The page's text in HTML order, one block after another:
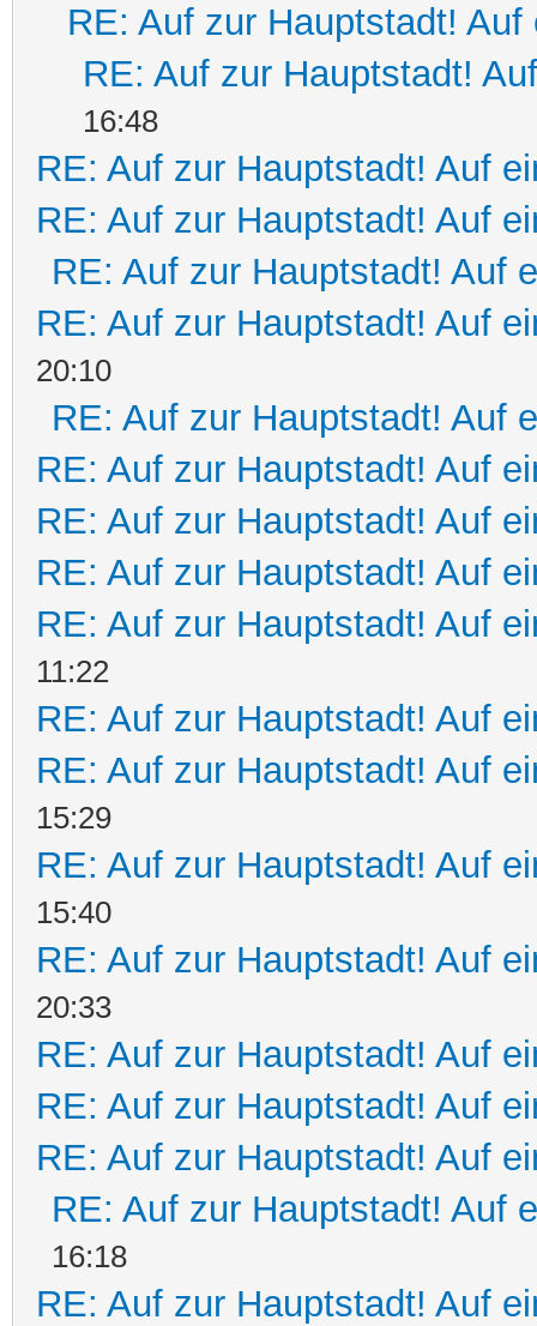
RE: Auf zur Hauptstadt! Auf
RE: Auf zur Hauptstadt!
16:48
RE: Auf zur Hauptstadt! Auf
RE: Auf zur Hauptstadt! Auf
RE: Auf zur Hauptstadt! Auf
RE: Auf zur Hauptstadt! Auf
20:10
RE: Auf zur Hauptstadt! Auf
RE: Auf zur Hauptstadt! Auf
RE: Auf zur Hauptstadt! Auf
RE: Auf zur Hauptstadt! Auf
RE: Auf zur Hauptstadt! Auf
11:22
RE: Auf zur Hauptstadt! Auf
RE: Auf zur Hauptstadt! Auf
15:29
RE: Auf zur Hauptstadt! Auf
15:40
RE: Auf zur Hauptstadt! Auf
20:33
RE: Auf zur Hauptstadt! Auf
RE: Auf zur Hauptstadt! Auf
RE: Auf zur Hauptstadt! Auf
RE: Auf zur Hauptstadt! Auf
16:18
RE: Auf zur Hauptstadt! Auf